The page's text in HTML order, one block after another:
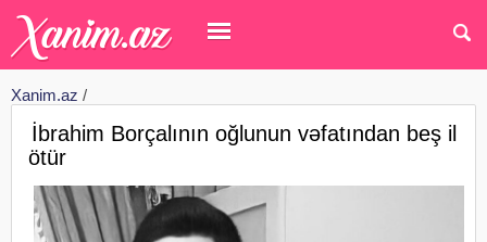
Xanim.az /
İbrahim Borçalının oğlunun vəfatından beş il
ötür